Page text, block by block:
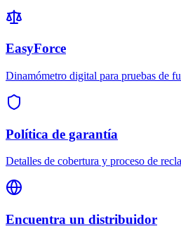
EasyForce
Dinamómetro digital para pruebas de
Política de garantía
Detalles de cobertura y proceso de
Encuentra un distribuidor